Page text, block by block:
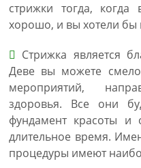
стрижки тогда,
хорошо, и вы хотели бы
Стрижка является
Деве вы можете
мероприятий,
здоровья. Все они
фундамент красоты и
длительное время.
процедуры имеют